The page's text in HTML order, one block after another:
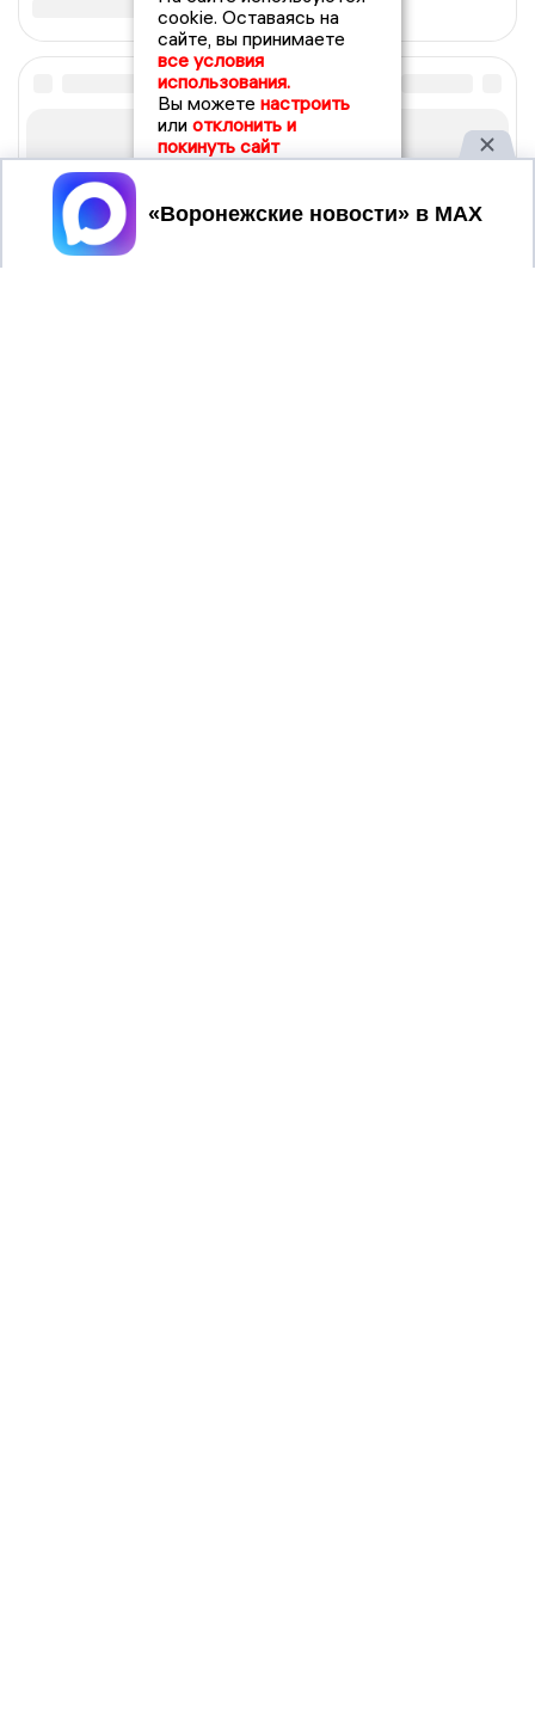
cookie. Оставаясь на
сайте, вы принимаете
все условия
использования.
Вы можете настроить
или отклонить и
покинуть сайт
Принять